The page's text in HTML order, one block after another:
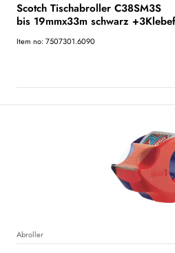
Scotch Tischabroller C38SM3S
bis 19mmx33m schwarz
Item no: 7507301.6090
Abroller